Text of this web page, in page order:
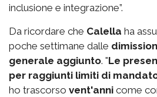
inclusione e integrazione”.
Da ricordare che Calella ha
poche settimane dalle
generale aggiunto. "Le
per raggiunti limiti di
ho trascorso vent'anni come